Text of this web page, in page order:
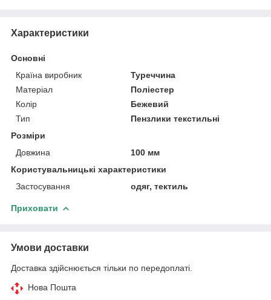
Характеристики
Основні
Країна виробник
Туреччина
Матеріал
Поліестер
Колір
Бежевий
Тип
Пензлики текстильні
Розміри
Довжина
100 мм
Користувальницькі характеристики
Застосування
одяг, тектиль
Приховати
Умови доставки
Доставка здійснюється тільки по передоплаті.
Нова Пошта